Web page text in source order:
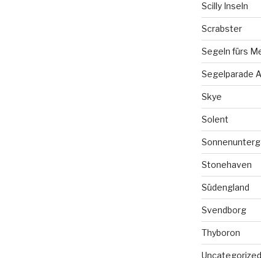
Scilly Inseln
Scrabster
Segeln fürs
Segelparade
Skye
Solent
Stonehaven
Südengland
Svendborg
Thyboron
Uncategorized